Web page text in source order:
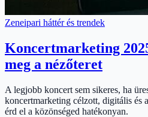
Zeneipari háttér és trendek
Koncertmarketing
meg a nézőteret
A legjobb koncert sem sikeres, ha
koncertmarketing célzott, digitális és
érd el a közönséged hatékonyan.